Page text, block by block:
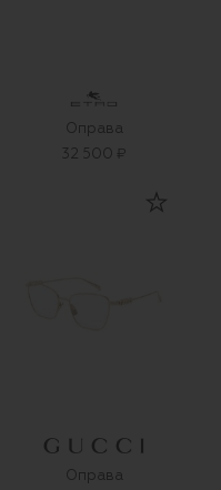
Оправа
32 500 ₽
Оправа